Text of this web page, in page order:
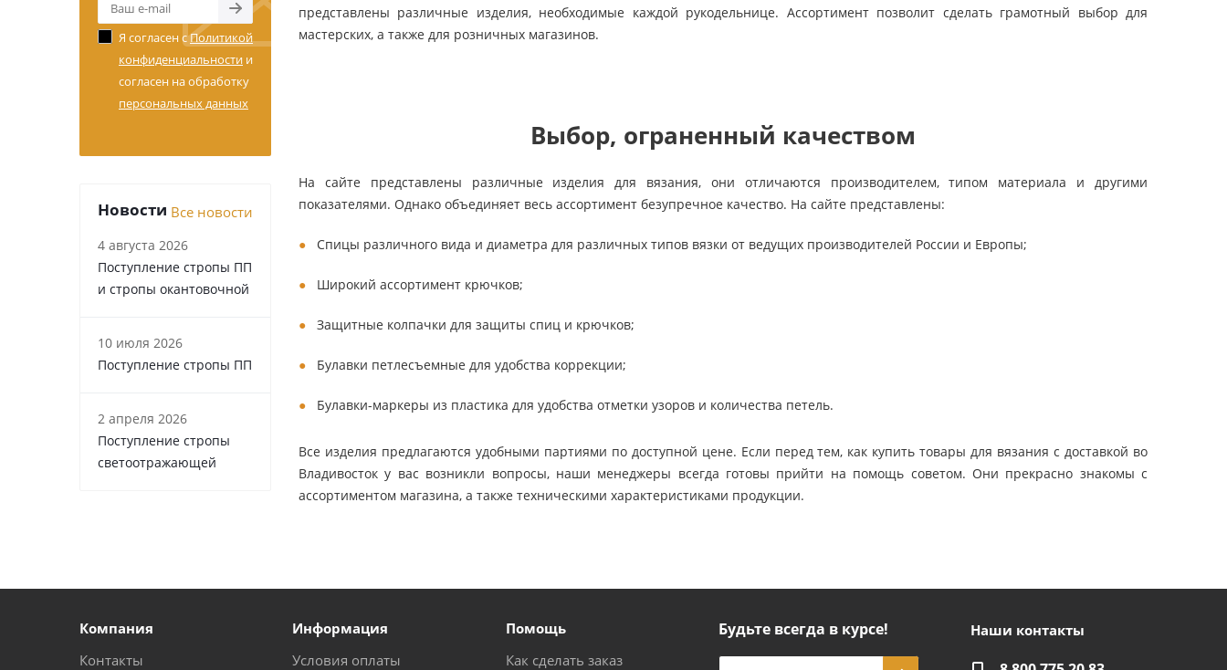
представлены различные изделия, необходимые каждой рукодельнице. Ассортимент позволит сделать грамотный выбор для
мастерских, а также для розничных магазинов.
Выбор, ограненный качеством
На сайте представлены различные изделия для вязания, они отличаются производителем, типом материала и другими
показателями. Однако объединяет весь ассортимент безупречное качество. На сайте представлены:
Спицы различного вида и диаметра для различных типов вязки от ведущих производителей России и Европы;
Широкий ассортимент крючков;
Защитные колпачки для защиты спиц и крючков;
Булавки петлесъемные для удобства коррекции;
Булавки-маркеры из пластика для удобства отметки узоров и количества петель.
Все изделия предлагаются удобными партиями по доступной цене. Если перед тем, как купить товары для вязания с доставкой во
Владивосток у вас возникли вопросы, наши менеджеры всегда готовы прийти на помощь советом. Они прекрасно знакомы с
ассортиментом магазина, а также техническими характеристиками продукции.
Я согласен сПолитикой
конфиденциальности и
согласен на обработку
персональных данных
Новости Все новости
4 августа 2026
Поступление стропы ПП
и стропы окантовочной
10 июля 2026
Поступление стропы ПП
2 апреля 2026
Поступление стропы
светоотражающей
Компания
Контакты
Информация
Условия оплаты
Помощь
Как сделать заказ
Будьте всегда в курсе! Наши контакты